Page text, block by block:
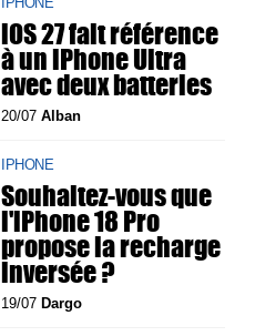
iOS 27 fait référence
à un iPhone Ultra
avec deux batteries
20/07Alban
IPHONE
Souhaitez-vous que
l'iPhone 18 Pro
propose la recharge
inversée ?
19/07 Dargo